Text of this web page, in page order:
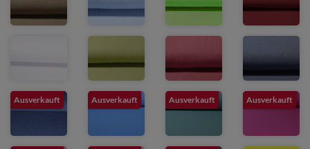
Ausverkauft Ausverkauft Ausverkauft Ausverkauft